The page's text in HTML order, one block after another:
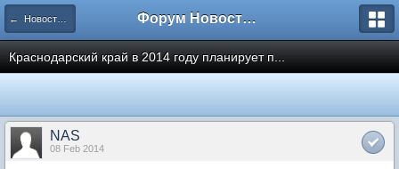
← Новости рынка недвижимости Форум Новостройки
Краснодарский край в 2014 году планирует п...
NAS
08 Feb 2014